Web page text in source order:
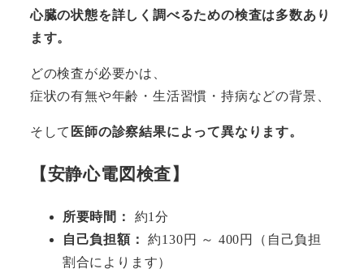
心臓の状態を詳しく調べるための検査は多数あり
ます。
どの検査が必要かは、
症状の有無や年齢・生活習慣・持病などの背景、
そして 医師の診察結果によって異なります。
【安静心電図検査】
所要時間：
約1分
自己負担額：
約130円 ～ 400円（自己負担
割合によります）